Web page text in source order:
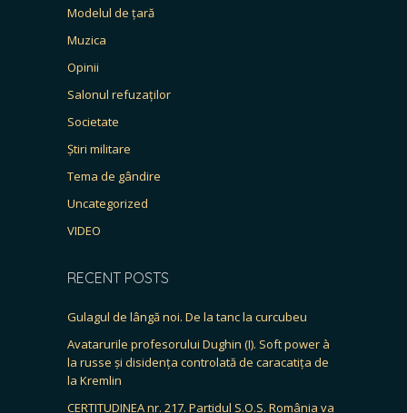
Modelul de țară
Muzica
Opinii
Salonul refuzaților
Societate
Știri militare
Tema de gândire
Uncategorized
VIDEO
RECENT POSTS
Gulagul de lângă noi. De la tanc la curcubeu
Avatarurile profesorului Dughin (I). Soft power à
la russe și disidența controlată de caracatița de
la Kremlin
CERTITUDINEA nr. 217. Partidul S.O.S. România va